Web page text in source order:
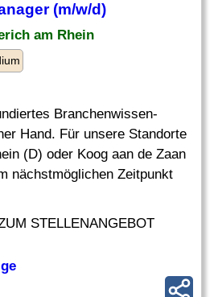
(m/w/d)
am Rhein
Branchenwissen-
Hand. Für unsere Standorte
(D) oder Koog aan de Zaan
nächstmöglichen Zeitpunkt
STELLENANGEBOT